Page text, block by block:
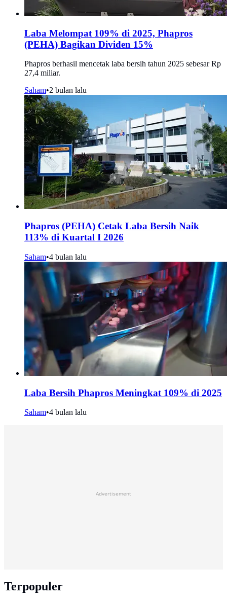
Laba Melompat 109% di 2025, Phapros
(PEHA) Bagikan Dividen 15%
Phapros berhasil mencetak laba bersih tahun 2025 sebesar Rp
27,4 miliar.
Saham•2 bulan lalu
Phapros (PEHA) Cetak Laba Bersih Naik
113% di Kuartal I 2026
Saham•4 bulan lalu
Laba Bersih Phapros Meningkat 109% di 2025
Saham•4 bulan lalu
Advertisement
Terpopuler